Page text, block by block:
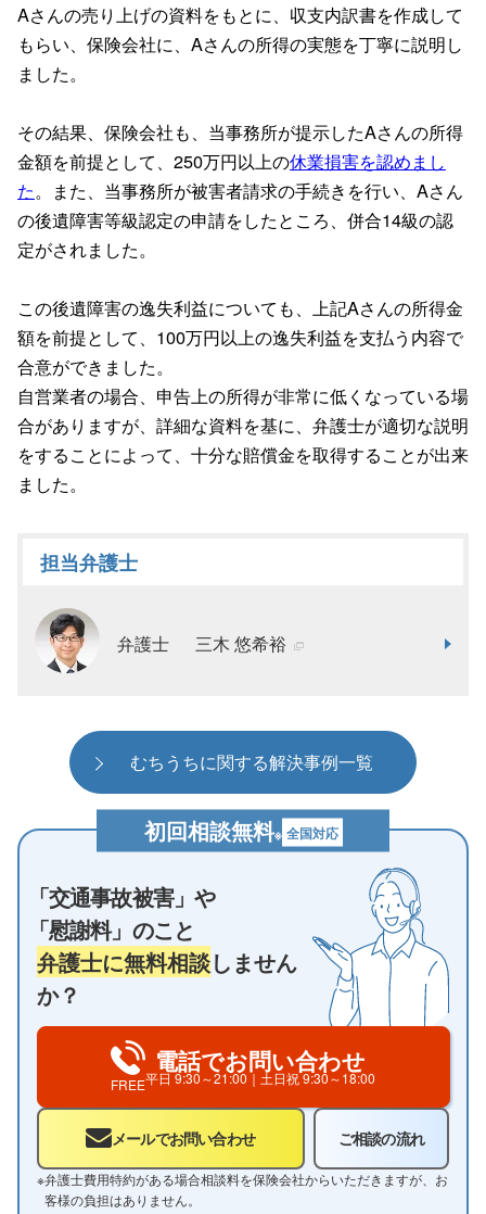
Aさんの売り上げの資料をもとに、収支内訳書を作成して
もらい、保険会社に、Aさんの所得の実態を丁寧に説明し
ました。
その結果、保険会社も、当事務所が提示したAさんの所得
金額を前提として、250万円以上の休業損害を認めまし
た。また、当事務所が被害者請求の手続きを行い、Aさん
の後遺障害等級認定の申請をしたところ、併合14級の認
定がされました。
この後遺障害の逸失利益についても、上記Aさんの所得金
額を前提として、100万円以上の逸失利益を支払う内容で
合意ができました。
自営業者の場合、申告上の所得が非常に低くなっている場
合がありますが、詳細な資料を基に、弁護士が適切な説明
をすることによって、十分な賠償金を取得することが出来
ました。
担当弁護士
弁護士 三木 悠希裕
むちうちに関する解決事例一覧
初回相談無料※ 全国対応
「交通事故被害」や
「慰謝料」のこと
弁護士に無料相談しません
か？
FREE
電話でお問い合わせ
平日9:30～21:00｜土日祝9:30～18:00
メールでお問い合わせ ご相談の流れ
※弁護士費用特約がある場合相談料を保険会社からいただきますが、お
客様の負担はありません。